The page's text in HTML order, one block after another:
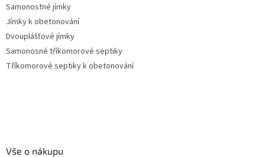
Samonostné jímky
Jímky k obetonování
Dvouplášťové jímky
Samonosné tříkomorové septiky
Tříkomorové septiky k obetonování
Vše o nákupu